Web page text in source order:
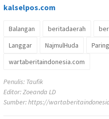
kalselpos.com
Balangan beritadaerah
Langgar
NajmulHuda
wartaberitaindonesia.com
Penulis: Taufik
Editor: Zoeanda LD
Sumber:https://